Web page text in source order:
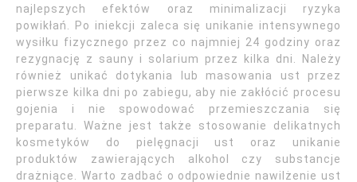
najlepszych efektów oraz minimalizacji ryzyka
powikłań. Po iniekcji zaleca się unikanie intensywnego
wysiłku fizycznego przez co najmniej 24 godziny oraz
rezygnację z sauny i solarium przez kilka dni. Należy
również unikać dotykania lub masowania ust przez
pierwsze kilka dni po zabiegu, aby nie zakłócić procesu
gojenia i nie spowodować przemieszczania się
preparatu. Ważne jest także stosowanie delikatnych
kosmetyków do pielęgnacji ust oraz unikanie
produktów zawierających alkohol czy substancje
drażniące. Warto zadbać o odpowiednie nawilżenie ust